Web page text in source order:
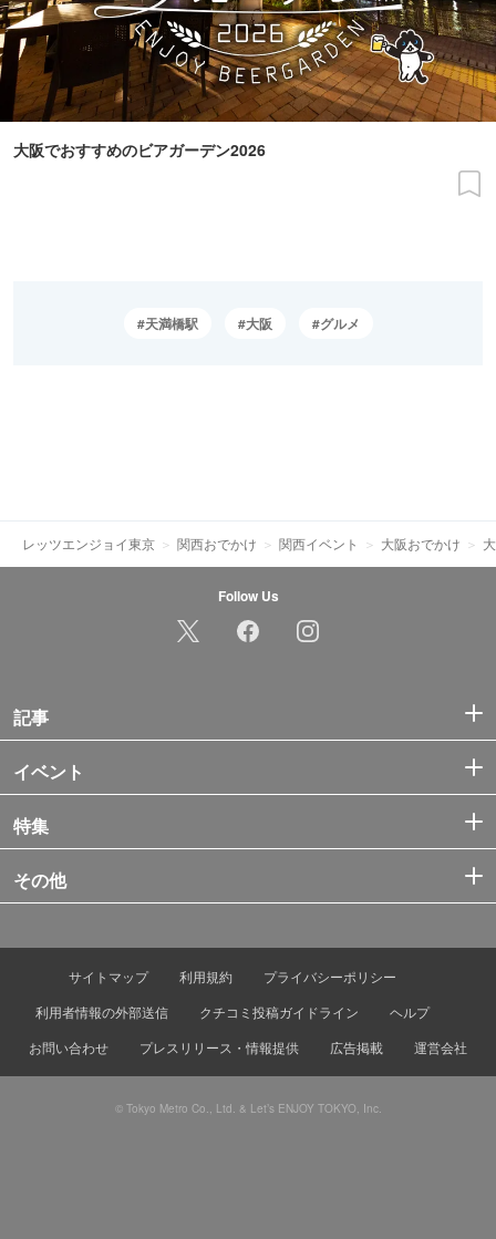
大阪でおすすめのビアガーデン2026
天満橋駅 大阪 グルメ
レッツエンジョイ東京 関西おでかけ 関西イベント 大阪おでかけ
Follow Us
記事
イベント
特集
その他
サイトマップ 利用規約
プライバシーポリシー
利用者情報の外部送信
クチコミ投稿ガイドライン
ヘルプ
お問い合わせ
プレスリリース・情報提供 広告掲載 運営会社
© Tokyo Metro Co., Ltd. & Let’s ENJOY TOKYO, Inc.